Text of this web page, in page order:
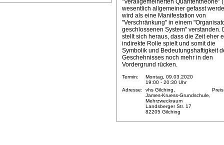
"Verallgemeinerten Quantentheorie"
wesentlich allgemeiner gefasst
wird als eine Manifestation von
"Verschränkung" in einem
geschlossenen System" verstanden.
stellt sich heraus, dass die Zeit eher
indirekte Rolle spielt und somit die
Symbolik und Bedeutungshaftigkeit
Geschehnisses noch mehr in den
Vordergrund rücken.
Termin:
Montag, 09.03.2020
19:00 - 20:30 Uhr
Adresse:
vhs Gilching,
James-Kruess-Grundschule,
Mehrzweckraum
Landsberger Str. 17
82205 Gilching